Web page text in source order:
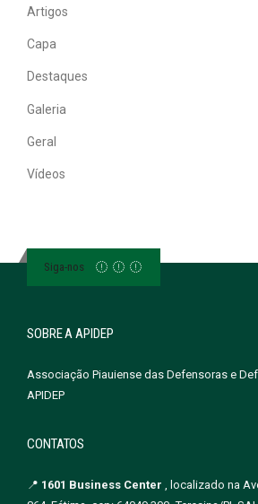
Artigos
Capa
Destaques
Galeria
Geral
Vídeos
Siga-nos
SOBRE A APIDEP
Associação Piauiense das Defensoras e
APIDEP
CONTATOS
📍 1601 Business Center , localizado na